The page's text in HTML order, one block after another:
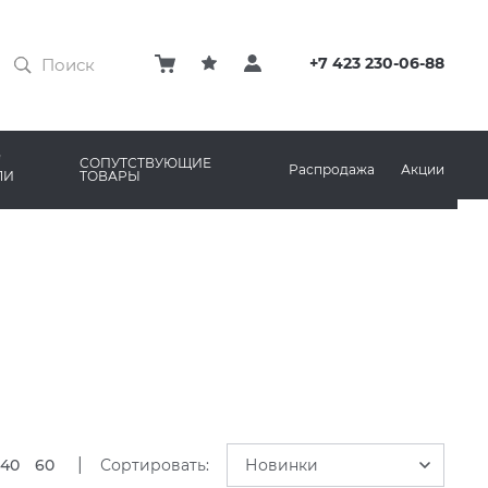
+7 423 230-06-88
MARAZZI
СОПУТСТВУЮЩИЕ
ТОВАРЫ
КЛЕЙ
СИСТЕМА ВЫРАВНИВАНИЯ
Распродажа Акции
40 60 Сортировать: Новинки